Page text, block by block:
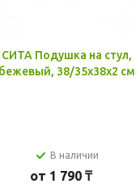
СИТА Подушка на стул,
бежевый, 38/35x38x2 см
В наличии
от 1 790 ₸